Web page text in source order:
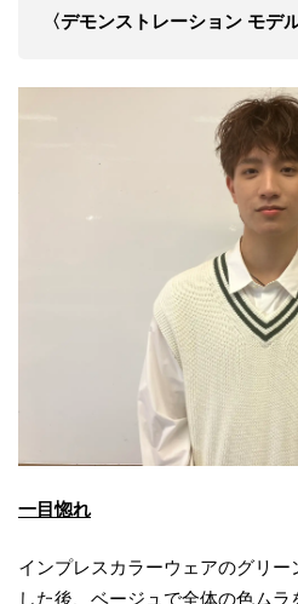
〈デモンストレーション モデ
一目惚れ
インプレスカラーウェアのグリ
した後、ベージュで全体の色ム